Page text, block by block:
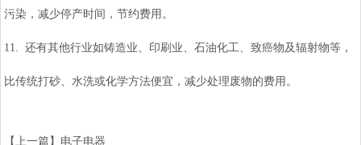
污染，减少停产时间，节约费用。
11. 还有其他行业如铸造业、印刷业、石油化工、致癌物及辐射物等，
比传统打砂、水洗或化学方法便宜，减少处理废物的费用。
【上一篇】 电子电器